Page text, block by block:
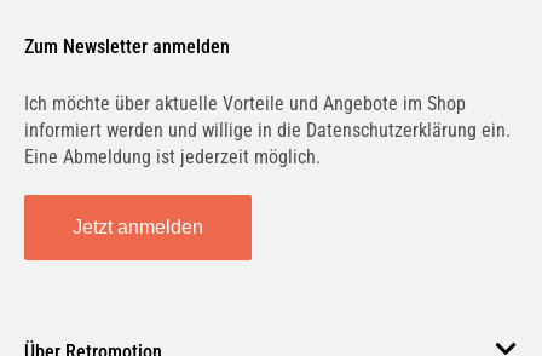
Zum Newsletter anmelden
Ich möchte über aktuelle Vorteile und Angebote im Shop
informiert werden und willige in die Datenschutzerklärung ein.
Eine Abmeldung ist jederzeit möglich.
Jetzt anmelden